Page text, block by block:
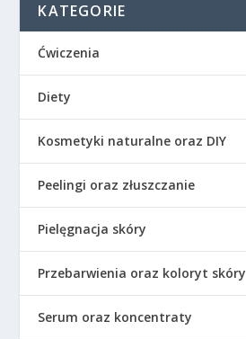
KATEGORIE
Ćwiczenia
Diety
Kosmetyki naturalne oraz DIY
Peelingi oraz złuszczanie
Pielęgnacja skóry
Przebarwienia oraz koloryt skóry
Serum oraz koncentraty